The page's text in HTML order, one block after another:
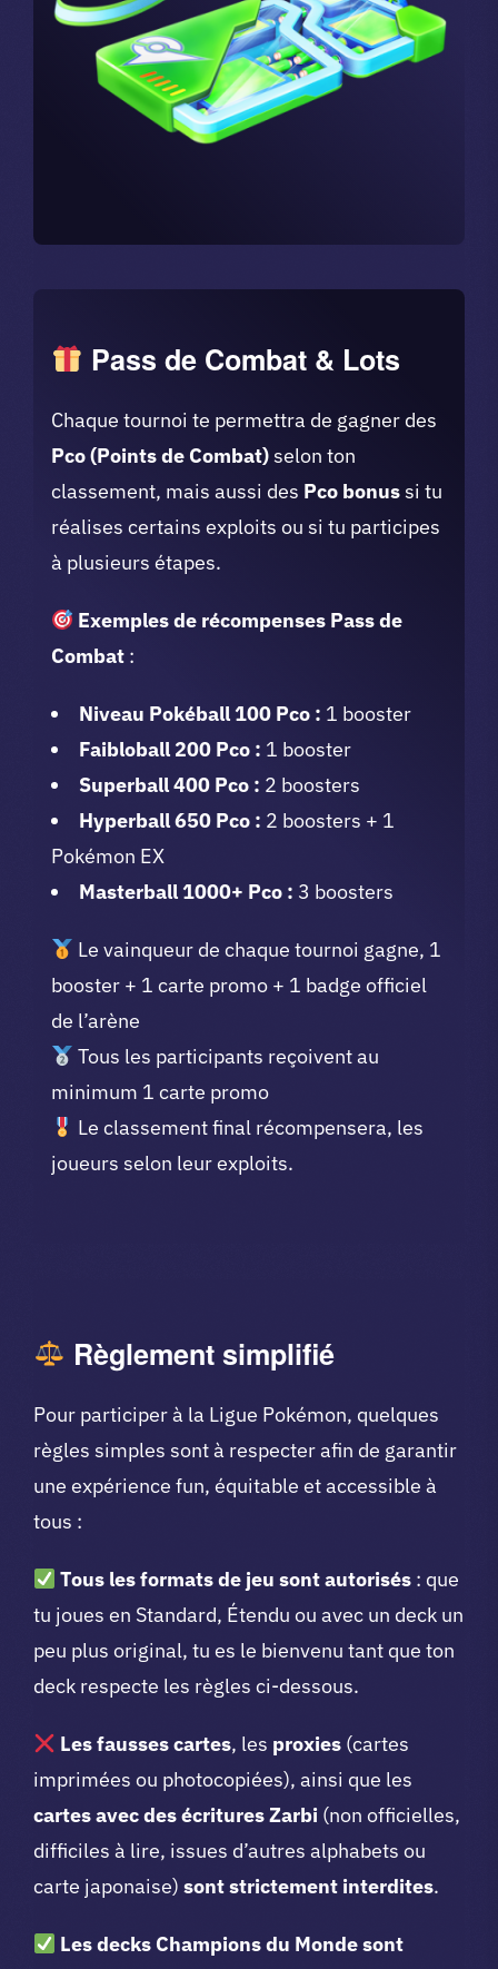
Pass de Combat & Lots
Chaque tournoi te permettra de gagner des
Pco (Points de Combat)selon ton
classement, mais aussi des Pco bonussi tu
réalises certains exploits ou si tu participes
à plusieurs étapes.
Exemples de récompenses Pass de
Combat:
Niveau Pokéball 100 Pco : 1 booster
Faibloball 200 Pco : 1 booster
Superball 400 Pco : 2 boosters
Hyperball 650 Pco : 2 boosters + 1
Pokémon EX
Masterball 1000+ Pco : 3 boosters
Le vainqueur de chaque tournoi gagne, 1
booster + 1 carte promo + 1 badge officiel
de l’arène
Tous les participants reçoivent au
minimum 1 carte promo
Le classement final récompensera, les
joueurs selon leur exploits.
Règlement simplifié
Pour participer à la Ligue Pokémon, quelques
règles simples sont à respecter afin de garantir
une expérience fun, équitable et accessible à
tous :
Tous les formats de jeu sont autorisés : que
tu joues en Standard, Étendu ou avec un deck un
peu plus original, tu es le bienvenu tant que ton
deck respecte les règles ci-dessous.
Les fausses cartes, les proxies (cartes
imprimées ou photocopiées), ainsi que les
cartes avec des écritures Zarbi (non officielles,
difficiles à lire, issues d’autres alphabets ou
carte japonaise) sont strictement interdites.
Les decks Champions du Monde sont